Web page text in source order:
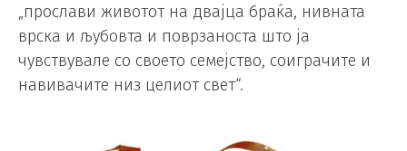
„прослави животот на двајца браќа, нивната
врска и љубовта и поврзаноста што ја
чувствувале со своето семејство, соиграчите и
навивачите низ целиот свет“.